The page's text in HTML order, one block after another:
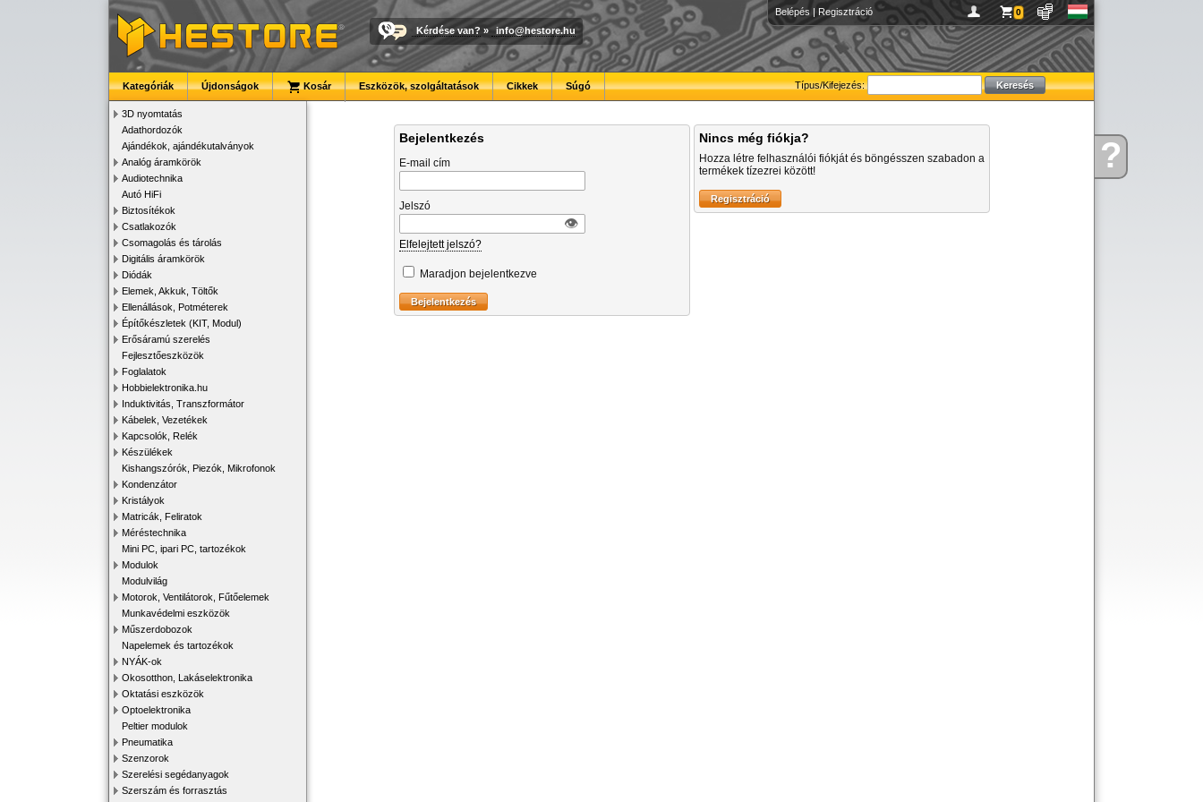
Kérdése?
Belépés | Regisztráció 0
Kérdése van? » info@hestore.hu
Típus/Kifejezés:
Kategóriák Újdonságok Kosár Eszközök, szolgáltatások Cikkek Súgó
3D nyomtatás
Adathordozók
Ajándékok, ajándékutalványok
Analóg áramkörök
Audiotechnika
Autó HiFi
Biztosítékok
Csatlakozók
Csomagolás és tárolás
Digitális áramkörök
Diódák
Elemek, Akkuk, Töltők
Ellenállások, Potméterek
Építőkészletek (KIT, Modul)
Erősáramú szerelés
Fejlesztőeszközök
Foglalatok
Hobbielektronika.hu
Induktivitás, Transzformátor
Kábelek, Vezetékek
Kapcsolók, Relék
Készülékek
Kishangszórók, Piezók, Mikrofonok
Kondenzátor
Kristályok
Matricák, Feliratok
Méréstechnika
Mini PC, ipari PC, tartozékok
Modulok
Modulvilág
Motorok, Ventilátorok, Fűtőelemek
Munkavédelmi eszközök
Műszerdobozok
Napelemek és tartozékok
NYÁK-ok
Okosotthon, Lakáselektronika
Oktatási eszközök
Optoelektronika
Peltier modulok
Pneumatika
Szenzorok
Szerelési segédanyagok
Szerszám és forrasztás
Bejelentkezés
E-mail cím
Jelszó
👁︎
Elfelejtett jelszó?
Maradjon bejelentkezve
Nincs még fiókja?
Hozza létre felhasználói fiókját és böngésszen szabadon a
termékek tízezrei között!